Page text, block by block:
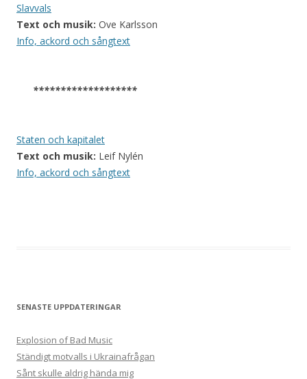
Slavvals
Text och musik: Ove Karlsson
Info, ackord och sångtext
*******************
Staten och kapitalet
Text och musik: Leif Nylén
Info, ackord och sångtext
SENASTE UPPDATERINGAR
Explosion of Bad Music
Ständigt motvalls i Ukrainafrågan
Sånt skulle aldrig hända mig